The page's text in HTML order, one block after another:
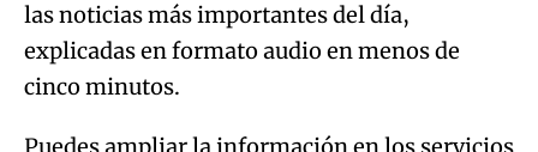
las noticias más importantes del día,
explicadas en formato audio en menos de
cinco minutos.